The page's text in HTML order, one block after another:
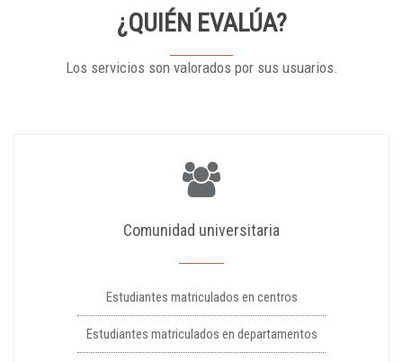
¿QUIÉN EVALÚA?
Los servicios son valorados por sus usuarios.
Comunidad universitaria
Estudiantes matriculados en centros
Estudiantes matriculados en departamentos